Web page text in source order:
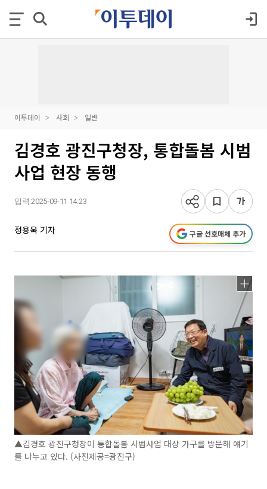
이투데이 사회 일반
김경호 광진구청장, 통합돌봄 시범
사업 현장 동행
입력 2025-09-11 14:23
정용욱 기자 구글 선호매체 추가
▲김경호 광진구청장이 통합돌봄 시범사업 대상 가구를 방문해 얘기
를 나누고 있다. (사진제공=광진구)